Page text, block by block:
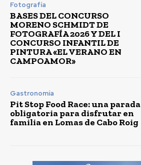
Fotografía
BASES DEL CONCURSO
MORENO SCHMIDT DE
FOTOGRAFÍA 2026 Y DEL I
CONCURSO INFANTIL DE
PINTURA «EL VERANO EN
CAMPOAMOR»
Gastronomía
Pit Stop Food Race: una parada
obligatoria para disfrutar en
familia en Lomas de Cabo Roig